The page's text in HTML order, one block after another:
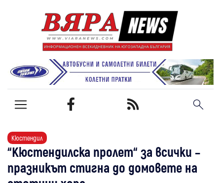
Кюстендил
“Кюстендилска пролет“ за всички –
празникът стигна до домовете на